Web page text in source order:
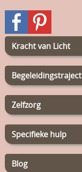
Kracht van Licht
Begeleidingstraject
Zelfzorg
Specifieke hulp
Blog